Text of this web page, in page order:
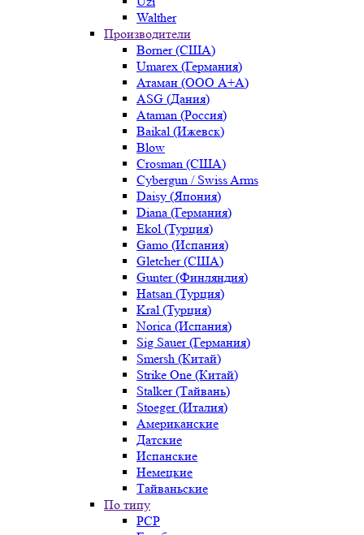
Walther
Производители
Borner (США)
Umarex (Германия)
Атаман (ООО А+А)
ASG (Дания)
Ataman (Россия)
Baikal (Ижевск)
Blow
Crosman (США)
Cybergun / Swiss Arms
Daisy (Япония)
Diana (Германия)
Ekol (Турция)
Gamo (Испания)
Gletcher (США)
Gunter (Финляндия)
Hatsan (Турция)
Kral (Турция)
Norica (Испания)
Sig Sauer (Германия)
Smersh (Китай)
Strike One (Китай)
Stalker (Тайвань)
Stoeger (Италия)
Американские
Датские
Испанские
Немецкие
Тайваньские
По типу
PCP